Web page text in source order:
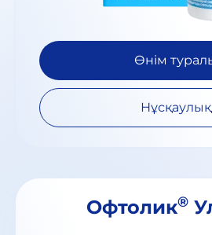
Өнім
Нұсқаулық
Офтолик®